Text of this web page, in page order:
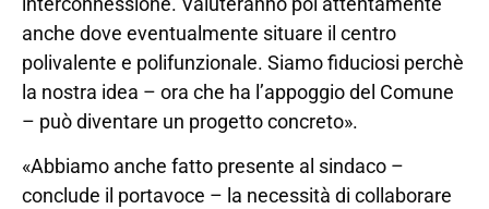
anche dove eventualmente situare il centro
polivalente e polifunzionale. Siamo fiduciosi perchè
la nostra idea – ora che ha l’appoggio del Comune
– può diventare un progetto concreto».
«Abbiamo anche fatto presente al sindaco –
conclude il portavoce – la necessità di collaborare